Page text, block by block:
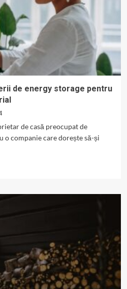
de energy storage pentru
de casă preocupat de
o companie care dorește să-și